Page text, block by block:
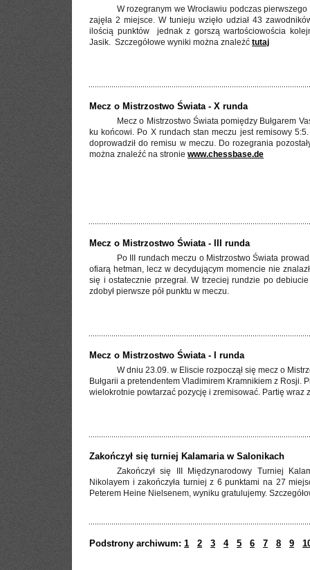
W rozegranym we Wrocławiu podczas
zajęła 2 miejsce. W tunieju wzięło udział 43
ilością punktów jednak z gorszą wartościowościa
Jasik. Szczegółowe wyniki można znależć tutaj
Mecz o Mistrzostwo Świata - X runda
Mecz o Mistrzostwo Świata pomiędzy Bułgarem
ku końcowi. Po X rundach stan meczu jest remisowy
doprowadził do remisu w meczu. Do rozegrania
można znaleźć na stronie www.chessbase.de
Mecz o Mistrzostwo Świata - III runda
Po III rundach meczu o Mistrzostwo Świata
ofiarą hetman, lecz w decydującym momencie nie
się i ostatecznie przegrał. W trzeciej rundzie po
zdobył pierwsze pół punktu w meczu.
Mecz o Mistrzostwo Świata - I runda
W dniu 23.09. w Eliscie rozpoczął się mecz o
Bułgarii a pretendentem Vladimirem Kramnikiem z Rosji.
wielokrotnie powtarzać pozycję i zremisować. Partię
Zakończył się turniej Kalamaria w Salonikach
Zakończył się III Międzynarodowy Turniej
Nikolayem i zakończyła turniej z 6 punktami na 27
Peterem Heine Nielsenem, wyniku gratulujemy.
Podstrony archiwum: 1 2 3 4 5 6 7 8 9